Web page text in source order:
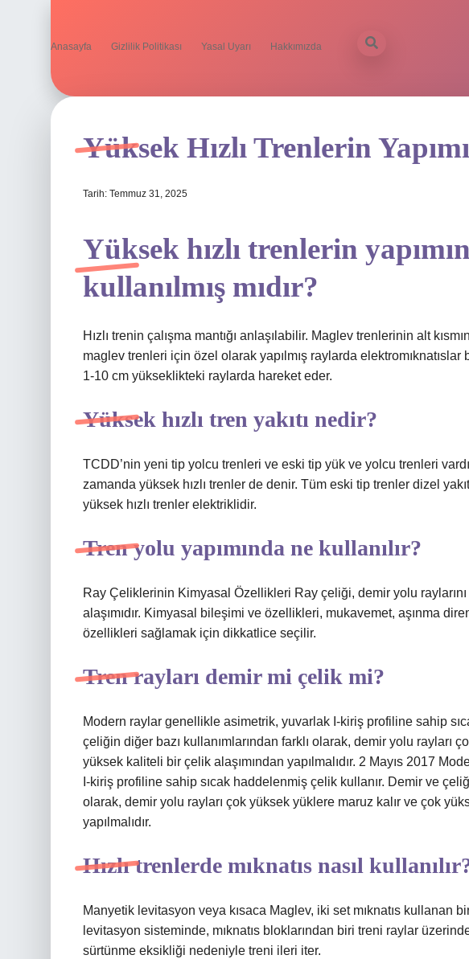
Anasayfa Gizlilik Politikası Yasal Uyarı Hakkımızda
Yüksek Hızlı Trenlerin
Tarih: Temmuz 31, 2025
Yüksek hızlı trenlerin
kullanılmış mıdır?
Hızlı trenin çalışma mantığı anlaşılabilir. Maglev trenlerinin alt
maglev trenleri için özel olarak yapılmış raylarda elektromıknatıslar
1-10 cm yükseklikteki raylarda hareket eder.
Yüksek hızlı tren yakıtı nedir?
TCDD’nin yeni tip yolcu trenleri ve eski tip yük ve yolcu trenleri
zamanda yüksek hızlı trenler de denir. Tüm eski tip trenler dizel
yüksek hızlı trenler elektriklidir.
Tren yolu yapımında ne kullanılır?
Ray Çeliklerinin Kimyasal Özellikleri Ray çeliği, demir yolu
alaşımıdır. Kimyasal bileşimi ve özellikleri, mukavemet, aşınma
özellikleri sağlamak için dikkatlice seçilir.
Tren rayları demir mi çelik mi?
Modern raylar genellikle asimetrik, yuvarlak I-kiriş profiline sahip
çeliğin diğer bazı kullanımlarından farklı olarak, demir yolu rayları
yüksek kaliteli bir çelik alaşımından yapılmalıdır. 2 Mayıs 2017
I-kiriş profiline sahip sıcak haddelenmiş çelik kullanır. Demir ve
olarak, demir yolu rayları çok yüksek yüklere maruz kalır ve çok
yapılmalıdır.
Hızlı trenlerde mıknatıs nasıl
Manyetik levitasyon veya kısaca Maglev, iki set mıknatıs kullanan
levitasyon sisteminde, mıknatıs bloklarından biri treni raylar
sürtünme eksikliği nedeniyle treni ileri iter.